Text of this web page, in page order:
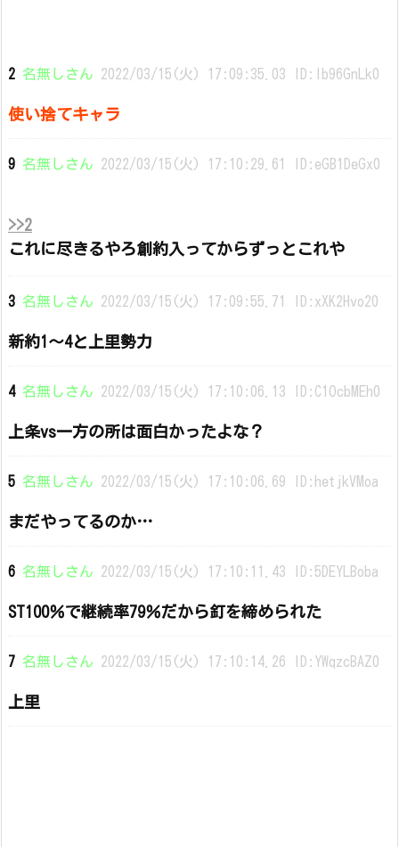
2 名無しさん 2022/03/15(火) 17:09:35.03 ID:lb96GnLk0
使い捨てキャラ
9 名無しさん 2022/03/15(火) 17:10:29.61 ID:eGB1DeGx0
>>2
これに尽きるやろ創約入ってからずっとこれや
3 名無しさん 2022/03/15(火) 17:09:55.71 ID:xXK2Hvo20
新約1〜4と上里勢力
4 名無しさん 2022/03/15(火) 17:10:06.13 ID:C1OcbMEh0
上条vs一方の所は面白かったよな？
5 名無しさん 2022/03/15(火) 17:10:06.69 ID:hetjkVMoa
まだやってるのか…
6 名無しさん 2022/03/15(火) 17:10:11.43 ID:5DEYLBoba
ST100％で継続率79％だから釘を締められた
7 名無しさん 2022/03/15(火) 17:10:14.26 ID:YWqzcBAZ0
上里